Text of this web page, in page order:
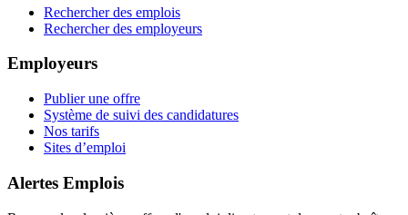
Rechercher des emplois
Rechercher des employeurs
Employeurs
Publier une offre
Système de suivi des candidatures
Nos tarifs
Sites d’emploi
Alertes Emplois